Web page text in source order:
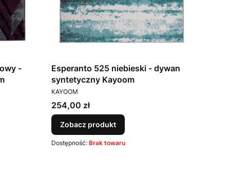
-
Esperanto 525 niebieski - dywan
syntetyczny Kayoom
PRODUCENT
KAYOOM
Cena
254,00 zł
Zobacz produkt
Dostępność: Brak towaru